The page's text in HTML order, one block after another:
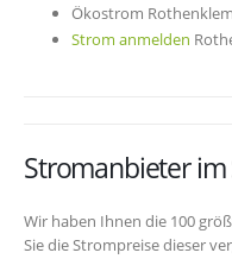
Ökostrom
Strom anmelden
Stromanbieter
Wir haben Ihnen die 100
Sie die Strompreise dieser